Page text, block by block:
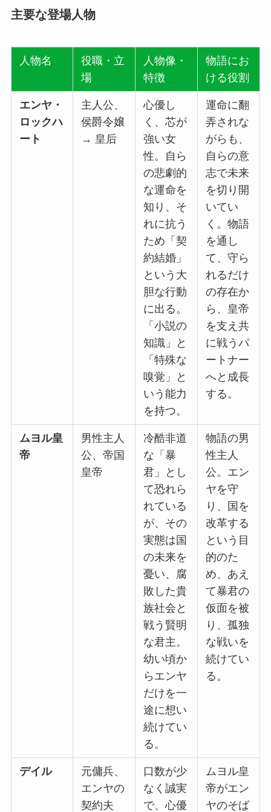
主要な登場人物
人物名
役職・立
場
人物像・
特徴
物語にお
ける役割
エンヤ・
ロックハ
ート
主人公、
侯爵令嬢
→ 皇后
心優し
く、芯が
強い女
性。自ら
の悲劇的
な運命を
知り、そ
れに抗う
ため「契
約結婚」
という大
胆な行動
に出る。
「小説の
知識」と
「特殊な
嗅覚」と
いう能力
を持つ。
運命に翻
弄されな
がらも、
自らの意
志で未来
を切り開
いてい
く。物語
を通し
て、守ら
れるだけ
の存在か
ら、皇帝
を支え共
に戦うパ
ートナー
へと成長
する。
ムヨル皇
帝
男性主人
公、帝国
皇帝
冷酷非道
な「暴
君」とし
て恐れら
れている
が、その
実態は国
の未来を
憂い、腐
敗した貴
族社会と
戦う賢明
な君主。
幼い頃か
らエンヤ
だけを一
途に想い
続けてい
る。
物語の男
性主人
公。エン
ヤを守
り、国を
改革する
という目
的のた
め、あえ
て暴君の
仮面を被
り、孤独
な戦いを
続けてい
る。
デイル
元傭兵、
エンヤの
契約夫
口数が少
なく誠実
で、心優
ムヨル皇
帝がエン
ヤのそば